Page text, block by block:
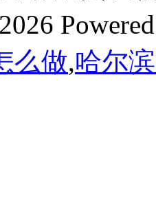
么做,哈尔